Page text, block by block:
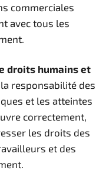
commerciales
avec tous les
droits humains et
la responsabilité des
et les atteintes
correctement,
les droits des
et des